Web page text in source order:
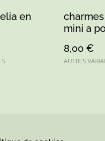
en
mini a
8,00 €
AUTRES